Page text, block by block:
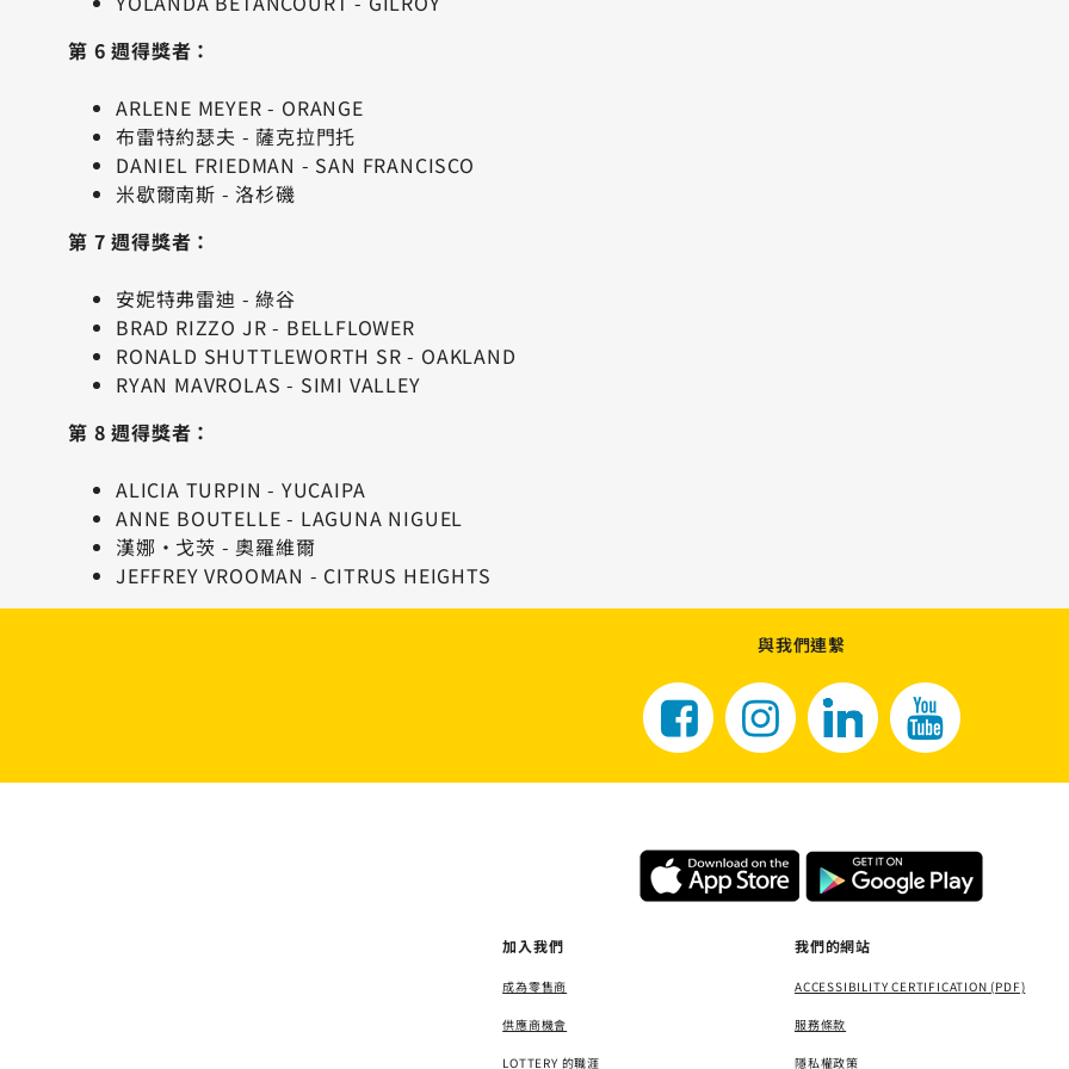
第 6 週得獎者：
ARLENE MEYER - ORANGE
布雷特約瑟夫 - 薩克拉門托
DANIEL FRIEDMAN - SAN FRANCISCO
米歇爾南斯 - 洛杉磯
第 7 週得獎者：
安妮特弗雷迪 - 綠谷
BRAD RIZZO JR - BELLFLOWER
RONALD SHUTTLEWORTH SR - OAKLAND
RYAN MAVROLAS - SIMI VALLEY
第 8 週得獎者：
ALICIA TURPIN - YUCAIPA
ANNE BOUTELLE - LAGUNA NIGUEL
漢娜·戈茨 - 奧羅維爾
JEFFREY VROOMAN - CITRUS HEIGHTS
與我們連繫
加入我們
成為零售商
供應商機會
LOTTERY 的職涯
我們的網站
ACCESSIBILITY CERTIFICATION (PDF)
服務條款
隱私權政策